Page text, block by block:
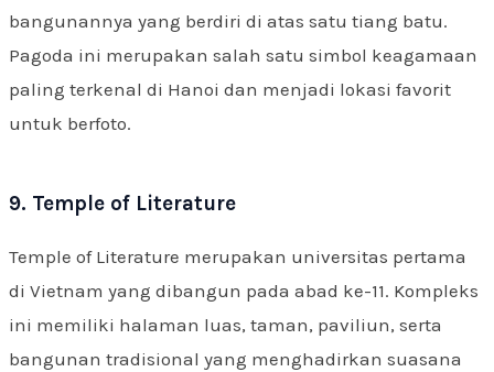
bangunannya yang berdiri di atas satu tiang batu.
Pagoda ini merupakan salah satu simbol keagamaan
paling terkenal di Hanoi dan menjadi lokasi favorit
untuk berfoto.
9. Temple of Literature
Temple of Literature merupakan universitas pertama
di Vietnam yang dibangun pada abad ke-11. Kompleks
ini memiliki halaman luas, taman, paviliun, serta
bangunan tradisional yang menghadirkan suasana